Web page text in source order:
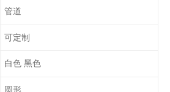
管道
可定制
白色 黑色
圆形